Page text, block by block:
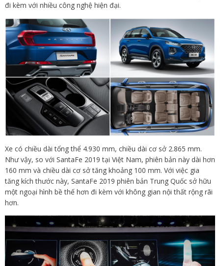
đi kèm với nhiều công nghệ hiện đại.
Xe có chiều dài tổng thể 4.930 mm, chiều dài cơ sở 2.865 mm.
Như vậy, so với SantaFe 2019 tại Việt Nam, phiên bản này dài hơn
160 mm và chiều dài cơ sở tăng khoảng 100 mm. Với việc gia
tăng kích thước này, SantaFe 2019 phiên bản Trung Quốc sở hữu
một ngoại hình bề thế hơn đi kèm với không gian nội thất rộng rãi
hơn.